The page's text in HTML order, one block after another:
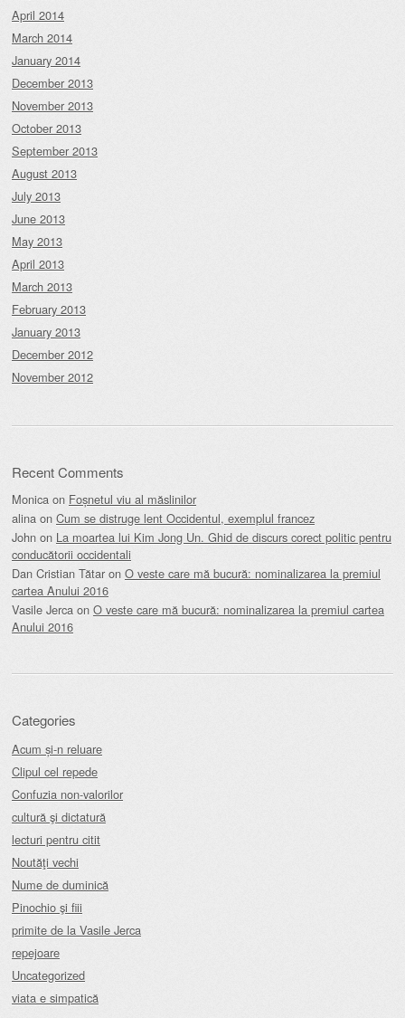
April 2014
March 2014
January 2014
December 2013
November 2013
October 2013
September 2013
August 2013
July 2013
June 2013
May 2013
April 2013
March 2013
February 2013
January 2013
December 2012
November 2012
Recent Comments
Monica on Foșnetul viu al măslinilor
alina on Cum se distruge lent Occidentul, exemplul francez
John on La moartea lui Kim Jong Un. Ghid de discurs corect politic pentru
conducătorii occidentali
Dan Cristian Tătar on O veste care mă bucură: nominalizarea la premiul
cartea Anului 2016
Vasile Jerca on O veste care mă bucură: nominalizarea la premiul cartea
Anului 2016
Categories
Acum și-n reluare
Clipul cel repede
Confuzia non-valorilor
cultură şi dictatură
lecturi pentru citit
Noutăţi vechi
Nume de duminică
Pinochio şi fiii
primite de la Vasile Jerca
repejoare
Uncategorized
viata e simpatică